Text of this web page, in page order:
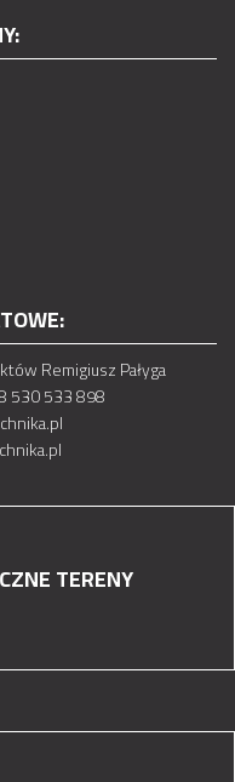
Remigiusz Pałyga
530 533 898
TERENY